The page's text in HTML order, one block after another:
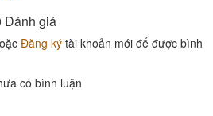
Đánh giá
Đăng ký tài khoản mới để được bình
có bình luận